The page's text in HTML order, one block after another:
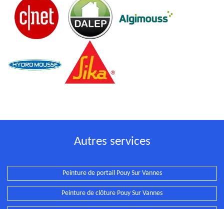
Autres services
Peinture de portail Pouy Sur Vannes
Peinture de clôture Pouy Sur Vannes